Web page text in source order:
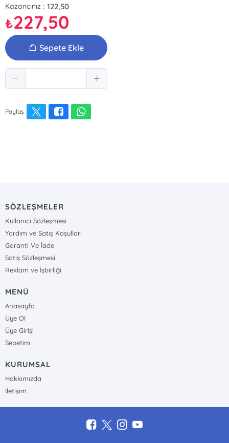
Kazancınız : 122,50
₺227,50
Sepete Ekle
Paylaş
SÖZLEŞMELER
Kullanıcı Sözleşmesi
Yardım ve Satış Koşulları
Garanti Ve İade
Satış Sözleşmesi
Reklam ve İşbirliği
MENÜ
Anasayfa
Üye Ol
Üye Girişi
Sepetim
KURUMSAL
Hakkımızda
İletişim